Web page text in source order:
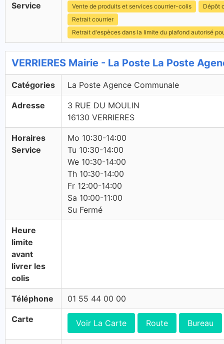
Service Vente de produits et services courrier-colis
Dépôt
Retrait courrier
Retrait d'espèces dans la limite du plafond autorisé
VERRIERES Mairie - La Poste La Poste
Catégories La Poste Agence Communale
Adresse
3 RUE DU MOULIN
16130 VERRIERES
Horaires
Service
Mo 10:30-14:00
Tu 10:30-14:00
We 10:30-14:00
Th 10:30-14:00
Fr 12:00-14:00
Sa 10:00-11:00
Su Fermé
Heure
limite
avant
livrer les
colis
Téléphone 01 55 44 00 00
Carte Voir La Carte Route Bureau